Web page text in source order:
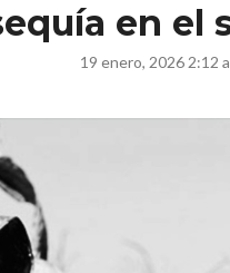
en el
19 enero, 2026 2:12